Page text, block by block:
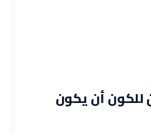
للكون أن يكون